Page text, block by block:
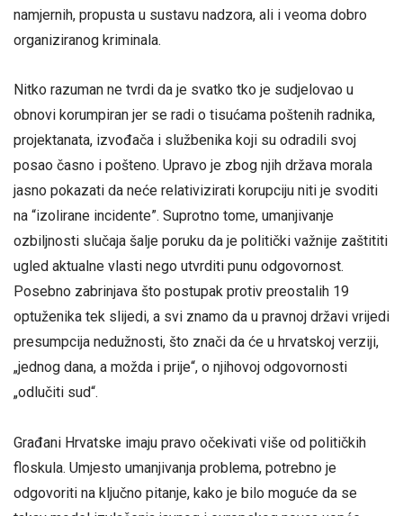
namjernih, propusta u sustavu nadzora, ali i veoma dobro
organiziranog kriminala.
Nitko razuman ne tvrdi da je svatko tko je sudjelovao u
obnovi korumpiran jer se radi o tisućama poštenih radnika,
projektanata, izvođača i službenika koji su odradili svoj
posao časno i pošteno. Upravo je zbog njih država morala
jasno pokazati da neće relativizirati korupciju niti je svoditi
na “izolirane incidente”. Suprotno tome, umanjivanje
ozbiljnosti slučaja šalje poruku da je politički važnije zaštititi
ugled aktualne vlasti nego utvrditi punu odgovornost.
Posebno zabrinjava što postupak protiv preostalih 19
optuženika tek slijedi, a svi znamo da u pravnoj državi vrijedi
presumpcija nedužnosti, što znači da će u hrvatskoj verziji,
„jednog dana, a možda i prije“, o njihovoj odgovornosti
„odlučiti sud“.
Građani Hrvatske imaju pravo očekivati više od političkih
floskula. Umjesto umanjivanja problema, potrebno je
odgovoriti na ključno pitanje, kako je bilo moguće da se